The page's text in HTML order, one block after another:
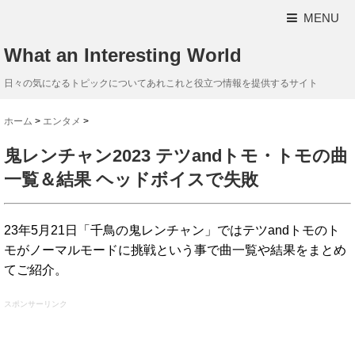
MENU
What an Interesting World
日々の気になるトピックについてあれこれと役立つ情報を提供するサイト
ホーム > エンタメ >
鬼レンチャン2023 テツandトモ・トモの曲
一覧＆結果 ヘッドボイスで失敗
23年5月21日「千鳥の鬼レンチャン」ではテツandトモのト
モがノーマルモードに挑戦という事で曲一覧や結果をまとめ
てご紹介。
スポンサーリンク